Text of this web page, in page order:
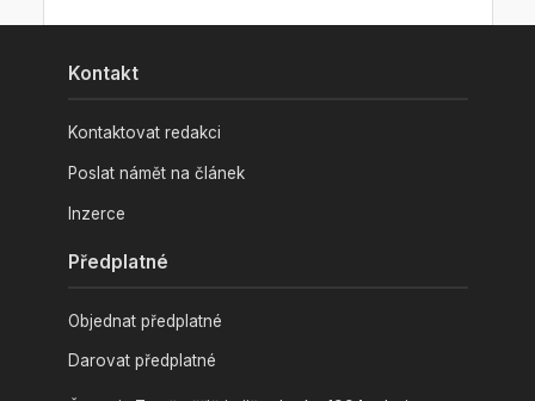
Kontakt
Kontaktovat redakci
Poslat námět na článek
Inzerce
Předplatné
Objednat předplatné
Darovat předplatné